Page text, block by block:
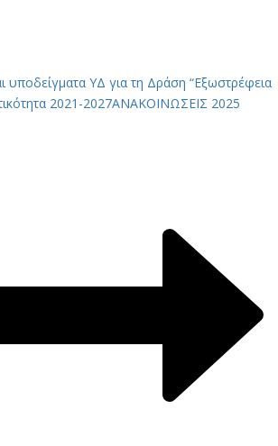
υποδείγματα ΥΔ για τη Δράση “Εξωστρέφεια
2021-2027ΑΝΑΚΟΙΝΩΣΕΙΣ 2025